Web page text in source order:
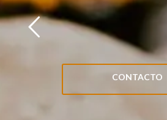
CONTACTO